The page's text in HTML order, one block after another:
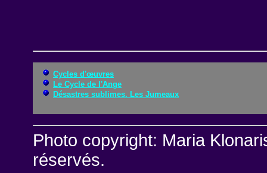
Cycles d'œuvres
Le Cycle de l'Ange
Désastres sublimes. Les Jumeaux
Photo copyright: Maria
réservés.